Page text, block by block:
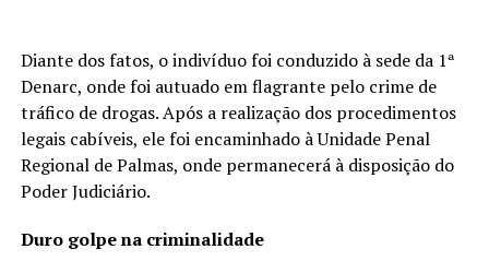
Diante dos fatos, o indivíduo foi conduzido à sede da 1ª
Denarc, onde foi autuado em flagrante pelo crime de
tráfico de drogas. Após a realização dos procedimentos
legais cabíveis, ele foi encaminhado à Unidade Penal
Regional de Palmas, onde permanecerá à disposição do
Poder Judiciário.
Duro golpe na criminalidade